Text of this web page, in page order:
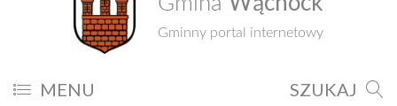
Gminny portal internetowy
MENU SZUKAJ